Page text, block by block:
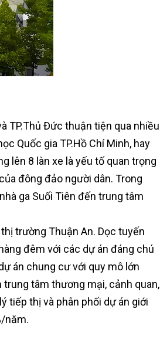
TP.Thủ Đức thuận tiện qua nhiều
Quốc gia TP.Hồ Chí Minh, hay
lên 8 làn xe là yếu tố quan trọng
đông đảo người dân. Trong
ga Suối Tiên đến trung tâm
trường Thuận An. Dọc tuyến
đêm với các dự án đáng chú
án chung cư với quy mô lớn
trung tâm thương mại, cảnh quan,
tiếp thị và phân phối dự án giới
năm.